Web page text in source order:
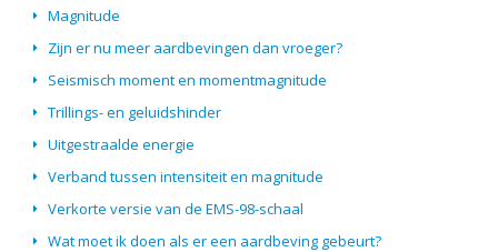
Magnitude
Zijn er nu meer aardbevingen dan vroeger?
Seismisch moment en momentmagnitude
Trillings- en geluidshinder
Uitgestraalde energie
Verband tussen intensiteit en magnitude
Verkorte versie van de EMS-98-schaal
Wat moet ik doen als er een aardbeving gebeurt?